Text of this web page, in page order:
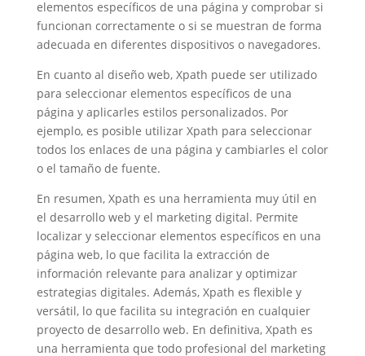
elementos específicos de una página y comprobar si
funcionan correctamente o si se muestran de forma
adecuada en diferentes dispositivos o navegadores.
En cuanto al diseño web, Xpath puede ser utilizado
para seleccionar elementos específicos de una
página y aplicarles estilos personalizados. Por
ejemplo, es posible utilizar Xpath para seleccionar
todos los enlaces de una página y cambiarles el color
o el tamaño de fuente.
En resumen, Xpath es una herramienta muy útil en
el desarrollo web y el marketing digital. Permite
localizar y seleccionar elementos específicos en una
página web, lo que facilita la extracción de
información relevante para analizar y optimizar
estrategias digitales. Además, Xpath es flexible y
versátil, lo que facilita su integración en cualquier
proyecto de desarrollo web. En definitiva, Xpath es
una herramienta que todo profesional del marketing